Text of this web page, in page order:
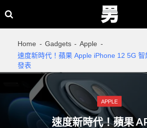
to
to
Home Gadgets
Apple
速度新時代！蘋果 Apple iPhone 12 5G
發表
APPLE
速度新時代！蘋果